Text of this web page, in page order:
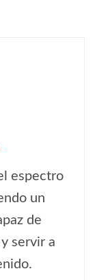
espectro
un
de
servir a